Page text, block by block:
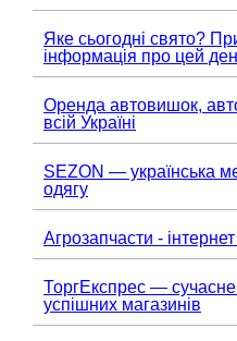
Яке сьогодні свято?
інформація про цей
Оренда автовишок,
всій Україні
SEZON — українська
одягу
Агрозапчасти -
ТоргЕкспрес —
успішних магазинів